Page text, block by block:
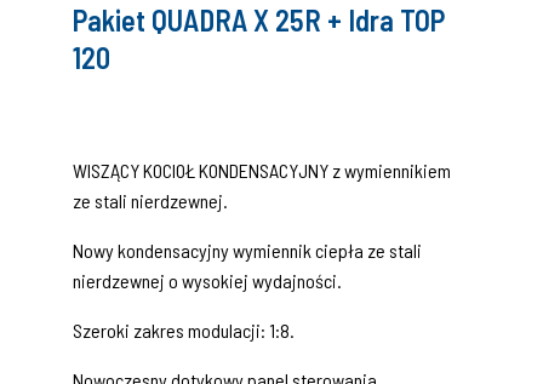
Pakiet QUADRA X 25R + Idra TOP
120
WISZĄCY KOCIOŁ KONDENSACYJNY z wymiennikiem
ze stali nierdzewnej.
Nowy kondensacyjny wymiennik ciepła ze stali
nierdzewnej o wysokiej wydajności.
Szeroki zakres modulacji: 1:8.
Nowoczesny dotykowy panel sterowania.